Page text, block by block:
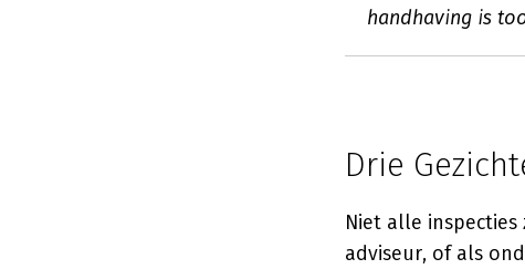
handhaving is
Drie
Niet alle
adviseur, of als